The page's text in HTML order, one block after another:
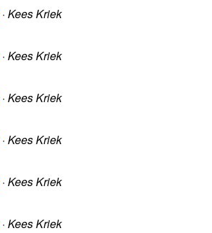
· Kees Kriek
· Kees Kriek
· Kees Kriek
· Kees Kriek
· Kees Kriek
· Kees Kriek